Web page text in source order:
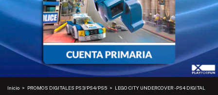
Inicio > PROMOS DIGITALES PS3/PS4/PS5 > LEGO CITY UNDERCOVER - PS4 DIGITAL